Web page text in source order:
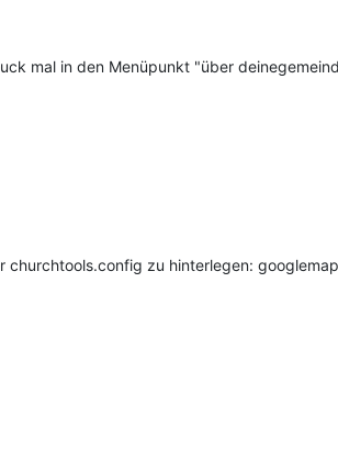
mal in den Menüpunkt "über
churchtools.config zu hinterlegen: